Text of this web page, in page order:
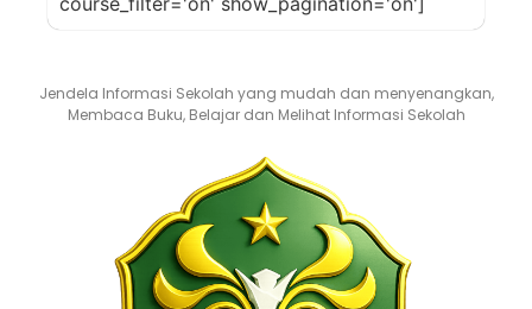
Jendela Informasi Sekolah yang mudah dan menyenangkan,
Membaca Buku, Belajar dan Melihat Informasi Sekolah